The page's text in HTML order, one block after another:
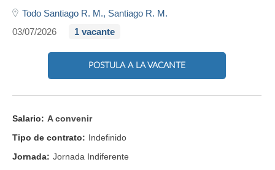
Todo Santiago R. M., Santiago R. M.
03/07/2026
1 vacante
POSTULA A LA VACANTE
Salario: A convenir
Tipo de contrato: Indefinido
Jornada: Jornada Indiferente